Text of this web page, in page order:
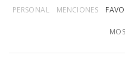
PERSONAL MENCIONES